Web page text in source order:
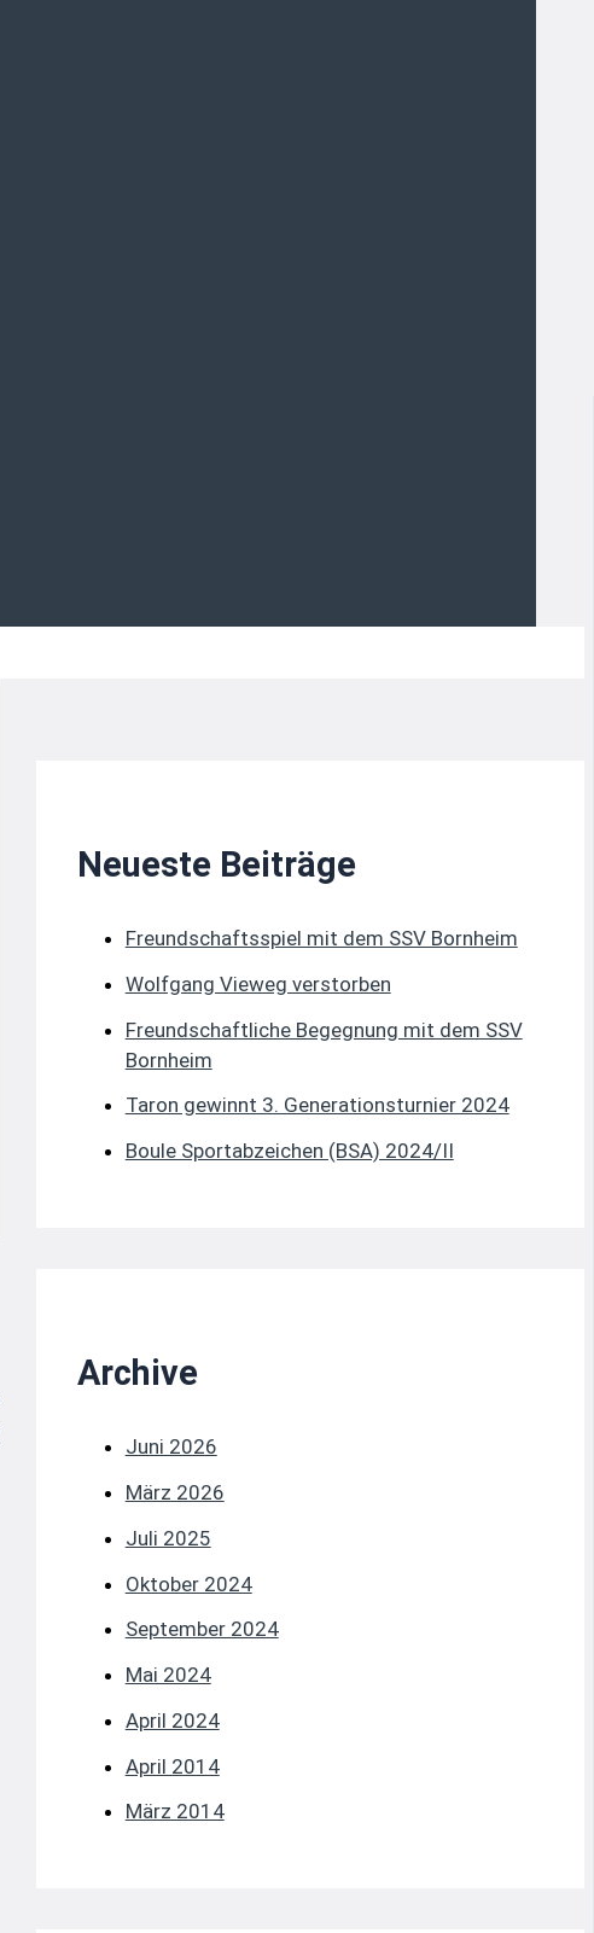
Neueste Beiträge
Freundschaftsspiel mit dem SSV Bornheim
Wolfgang Vieweg verstorben
Freundschaftliche Begegnung mit dem SSV
Bornheim
Taron gewinnt 3. Generationsturnier 2024
Boule Sportabzeichen (BSA) 2024/II
Archive
Juni 2026
März 2026
Juli 2025
Oktober 2024
September 2024
Mai 2024
April 2024
April 2014
März 2014